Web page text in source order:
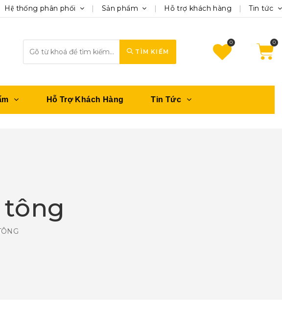
Hệ thống phân phối Sản phẩm Hỗ trợ khách hàng Tin tức
TÌM KIẾM
0
Hỗ Trợ Khách Hàng Tin Tức